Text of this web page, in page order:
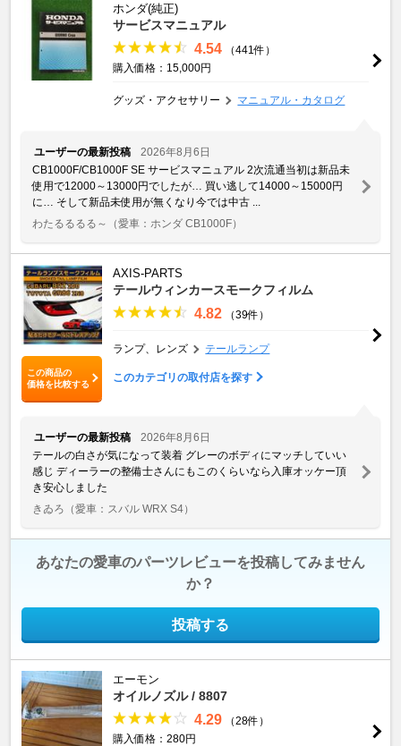
ホンダ(純正)
サービスマニュアル
4.54
（441件）
購入価格：15,000円
グッズ・アクセサリー マニュアル・カタログ
ユーザーの最新投稿
2026年8月6日
CB1000F/CB1000F SE サービスマニュアル 2次流通当初は新品未
使用で12000～13000円でしたが… 買い逃して14000～15000円
に… そして新品未使用が無くなり今では中古 ...
わたるるるる～
（愛車：ホンダ CB1000F）
この商品の
価格を比較する
AXIS-PARTS
テールウィンカースモークフィルム
4.82 （39件）
ランプ、レンズ テールランプ
このカテゴリの取付店を探す
ユーザーの最新投稿
2026年8月6日
テールの白さが気になって装着 グレーのボディにマッチしていい
感じ ディーラーの整備士さんにもこのくらいなら入庫オッケー頂
き安心しました
きゐろ （愛車：スバル WRX S4）
あなたの愛車のパーツレビューを投稿してみません
か？
投稿する
エーモン
オイルノズル / 8807
4.29
（28件）
購入価格：280円